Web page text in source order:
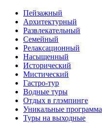
Пейзажный
Архитектурный
Развлекательный
Семейный
Релаксационный
Насыщенный
Исторический
Мистический
Гастро-тур
Водные туры
Отдых в глэмпинге
Уникальные программа
Туры на выходные